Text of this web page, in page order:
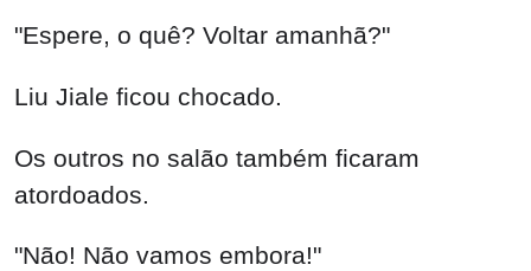
"Espere, o quê? Voltar amanhã?"
Liu Jiale ficou chocado.
Os outros no salão também ficaram
atordoados.
"Não! Não vamos embora!"